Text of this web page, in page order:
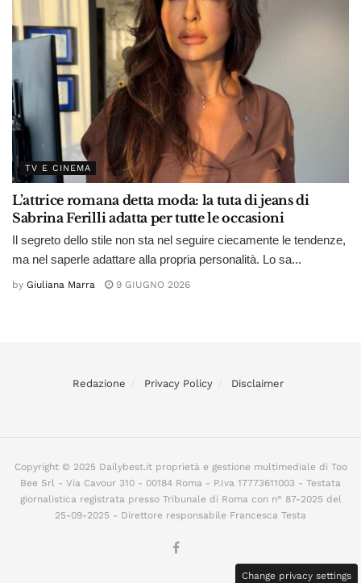
TV E CINEMA
L’attrice romana detta moda: la tuta di jeans di
Sabrina Ferilli adatta per tutte le occasioni
Il segreto dello stile non sta nel seguire ciecamente le tendenze,
ma nel saperle adattare alla propria personalità. Lo sa...
by Giuliana Marra 9 GIUGNO 2026
Redazione Privacy Policy Disclaimer
Copyright © 2025 Dailybest.it proprietà e gestione multimediale di Too
Bee Srl - Via Cavour 310 - 00184 Roma - P.Iva 17773611003 - Testata
giornalistica registrata presso Tribunale di Roma con n° 87-2025 del
25-09-2025 - Direttore responsabile Francesca Testa
Change privacy settings